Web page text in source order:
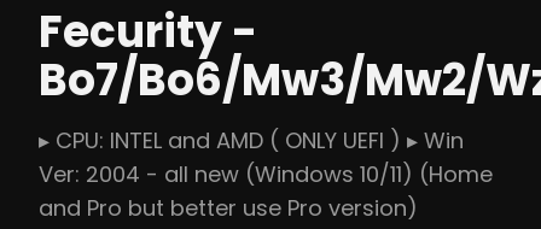
Fecurity -
Bo7/Bo6/Mw3/Mw2/
▸ CPU: INTEL and AMD ( ONLY UEFI ) ▸ Win
Ver: 2004 - all new (Windows 10/11) (Home
and Pro but better use Pro version)